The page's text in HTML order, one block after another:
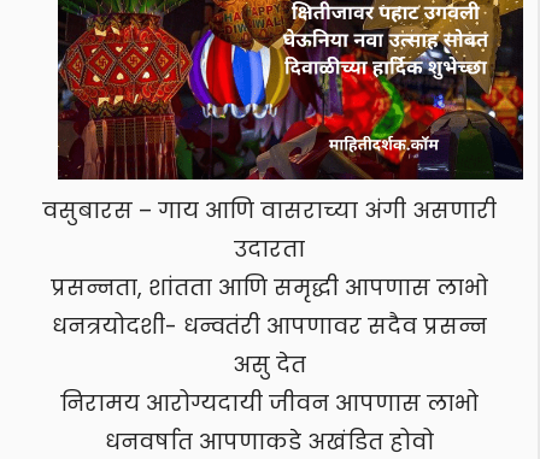
वसुबारस – गाय आणि वासराच्या अंगी असणारी
उदारता
प्रसन्नता, शांतता आणि समृद्धी आपणास लाभो
धनत्रयोदशी- धन्वतंरी आपणावर सदैव प्रसन्न
असु देत
निरामय आरोग्यदायी जीवन आपणास लाभो
धनवर्षात आपणाकडे अखंडित होवो